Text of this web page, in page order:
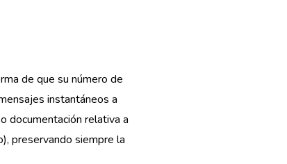
de que su número de
instantáneos a
documentación relativa a
preservando siempre la